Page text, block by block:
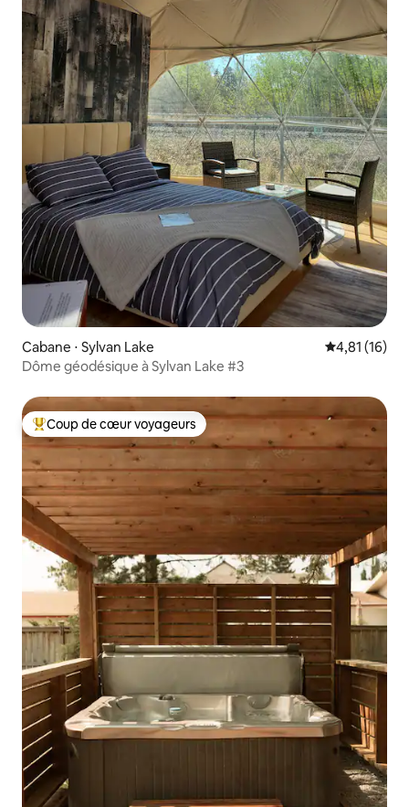
Cabane ⋅ Sylvan Lake Évaluation
4,81 (16)
Dôme géodésique à Sylvan Lake #3
Coups de cœur voyageurs les plus appréciés
Coup de cœur voyageurs